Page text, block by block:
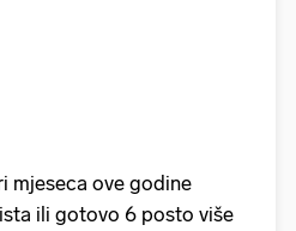
mjeseca ove godine
ili gotovo 6 posto više